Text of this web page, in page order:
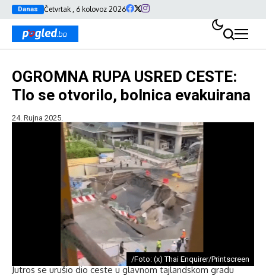
Danas Četvrtak , 6 kolovoz 2026
OGROMNA RUPA USRED CESTE:
Tlo se otvorilo, bolnica evakuirana
24. Rujna 2025.
/Foto: (x) Thai Enquirer/Printscreen
Jutros se urušio dio ceste u glavnom tajlandskom gradu